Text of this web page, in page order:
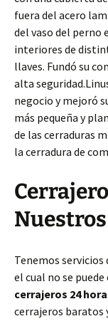
fuera del acero
del vaso del perno
interiores de
llaves. Fundó su
alta
negocio y mejoró
más pequeña y
de las cerraduras
la cerradura de
Tenemos
el cual no se
cerrajeros 24
cerrajeros baratos